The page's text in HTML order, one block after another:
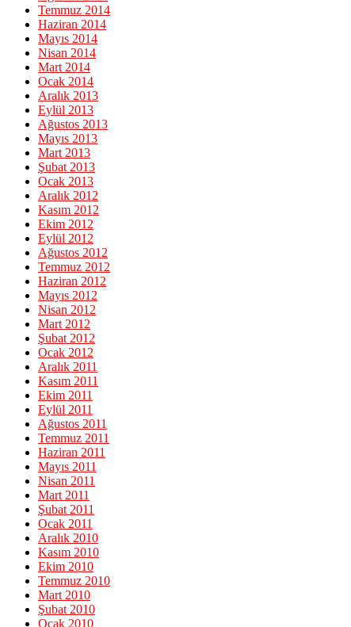
Temmuz 2014
Haziran 2014
Mayıs 2014
Nisan 2014
Mart 2014
Ocak 2014
Aralık 2013
Eylül 2013
Ağustos 2013
Mayıs 2013
Mart 2013
Şubat 2013
Ocak 2013
Aralık 2012
Kasım 2012
Ekim 2012
Eylül 2012
Ağustos 2012
Temmuz 2012
Haziran 2012
Mayıs 2012
Nisan 2012
Mart 2012
Şubat 2012
Ocak 2012
Aralık 2011
Kasım 2011
Ekim 2011
Eylül 2011
Ağustos 2011
Temmuz 2011
Haziran 2011
Mayıs 2011
Nisan 2011
Mart 2011
Şubat 2011
Ocak 2011
Aralık 2010
Kasım 2010
Ekim 2010
Temmuz 2010
Mart 2010
Şubat 2010
Ocak 2010